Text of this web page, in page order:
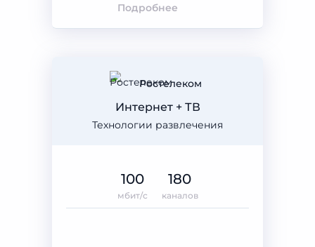
Подробнее
Ростелеком
Технологии развлечения
Интернет + ТВ
100
мбит/с
180
каналов